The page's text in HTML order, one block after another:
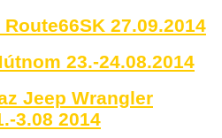
27.09.2014
23.-24.08.2014
Jeep Wrangler
3.08 2014